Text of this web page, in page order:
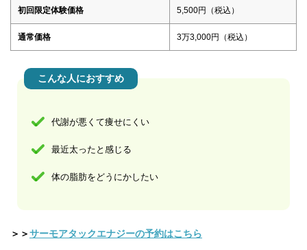
初回限定体験価格 5,500円（税込）
通常価格 3万3,000円（税込）
こんな人におすすめ
代謝が悪くて痩せにくい
最近太ったと感じる
体の脂肪をどうにかしたい
＞＞サーモアタックエナジーの予約はこちら